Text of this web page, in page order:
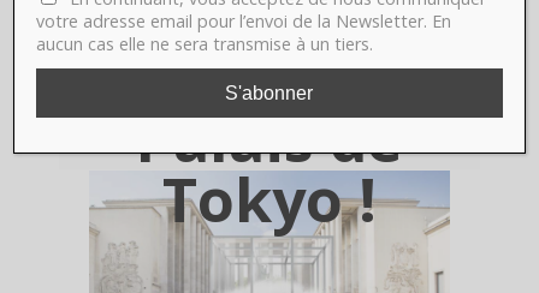
OSNI….
devant le
Palais de
Tokyo !
votre adresse email pour l’envoi de la Newsletter. En
aucun cas elle ne sera transmise à un tiers.